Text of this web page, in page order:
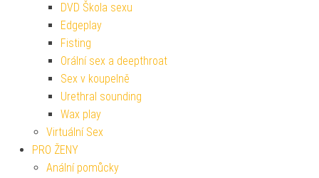
DVD Škola sexu
Edgeplay
Fisting
Orální sex a deepthroat
Sex v koupelně
Urethral sounding
Wax play
Virtuální Sex
PRO ŽENY
Anální pomůcky